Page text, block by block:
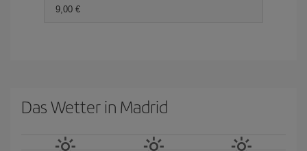
9,00 €
Das Wetter in Madrid